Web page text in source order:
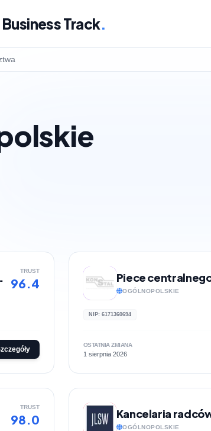
Track.
ARTILON TRUST
96.4 OGÓLNOPOLSKIE
NIP: 6171360694
OSTATNIA ZMIANA
1 sierpnia 2026
TRUST
98.0 OGÓLNOPOLSKIE